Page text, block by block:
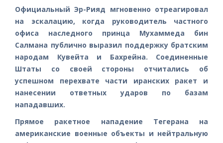
Официальный Эр-Рияд мгновенно отреагировал
на эскалацию, когда руководитель частного
офиса наследного принца Мухаммеда бин
Салмана публично выразил поддержку братским
народам Кувейта и Бахрейна. Соединенные
Штаты со своей стороны отчитались об
успешном перехвате части иранских ракет и
нанесении ответных ударов по базам
нападавших.
Прямое ракетное нападение Тегерана на
американские военные объекты и нейтральную